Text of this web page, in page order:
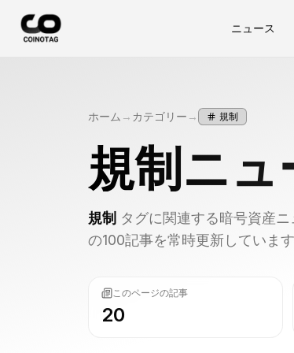
ニュース
ホーム → カテゴリー → 規制
規制ニュ
規制 タグに関連する暗号資産
の100記事を常時更新しています
このページの記事
20